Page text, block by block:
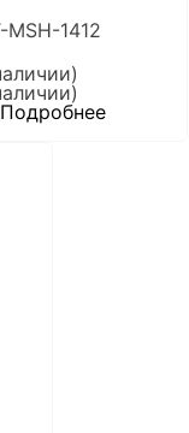
MSH-1412
Подробнее